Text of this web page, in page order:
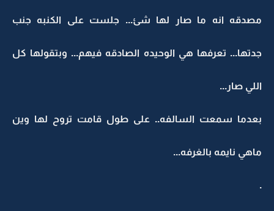
مصدقه انه ما صار لها شئ... جلست على الكنبه جنب
جدتها... تعرفها هي الوحيده الصادقه فيهم... وبتقولها كل
اللي صار...
بعدما سمعت السالفه.. على طول قامت تروح لها وين
ماهي نايمه بالغرفه...
.